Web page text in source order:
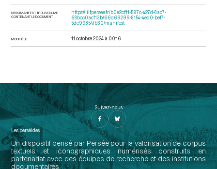
URI DU MANIFEST IIIF DU VOLUME
CONTENANT LE DOCUMENT
https://iiif.persee.fr/b0e2cf11-597c-427d-8ac7-
68bcc0acf13b/66d69299-8154-4ed0-bef7-
5dc99854fb30/manifest
MODIFIÉ LE 11 octobre 2024 à 00:16
Suivez-nous
Les perséides
Un dispositif pensé par Persée pour la valorisation de corpus
textuels et iconographiques numérisés construits en
partenariat avec des équipes de recherche et des institutions
documentaires.